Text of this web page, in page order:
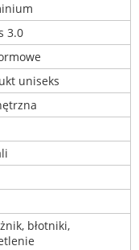
3.0
uniseks
błotniki,